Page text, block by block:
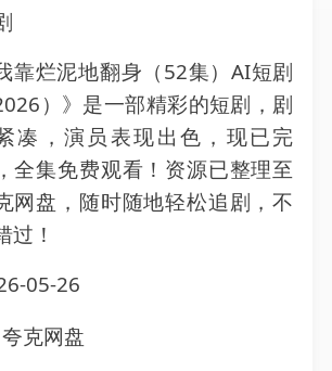
靠烂泥地翻身（52集）AI短剧
）》是一部精彩的短剧，剧
凑，演员表现出色，现已完
全集免费观看！资源已整理至
网盘，随时随地轻松追剧，不
过！
05-26
夸克网盘